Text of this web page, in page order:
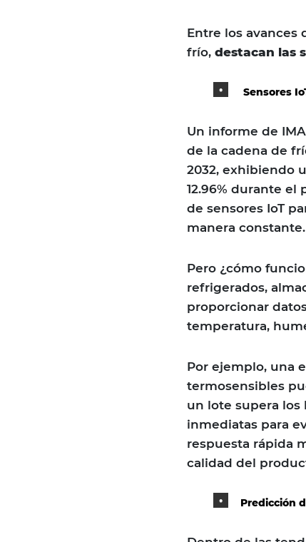
Entre los avances
frío, destacan las
Sensores
Un informe de
de la cadena de
2032, exhibiendo
12.96% durante el
de sensores IoT
manera constante.
Pero ¿cómo
refrigerados,
proporcionar
temperatura,
Por ejemplo, una
termosensibles
un lote supera
inmediatas para
respuesta rápida
calidad del
Predicción